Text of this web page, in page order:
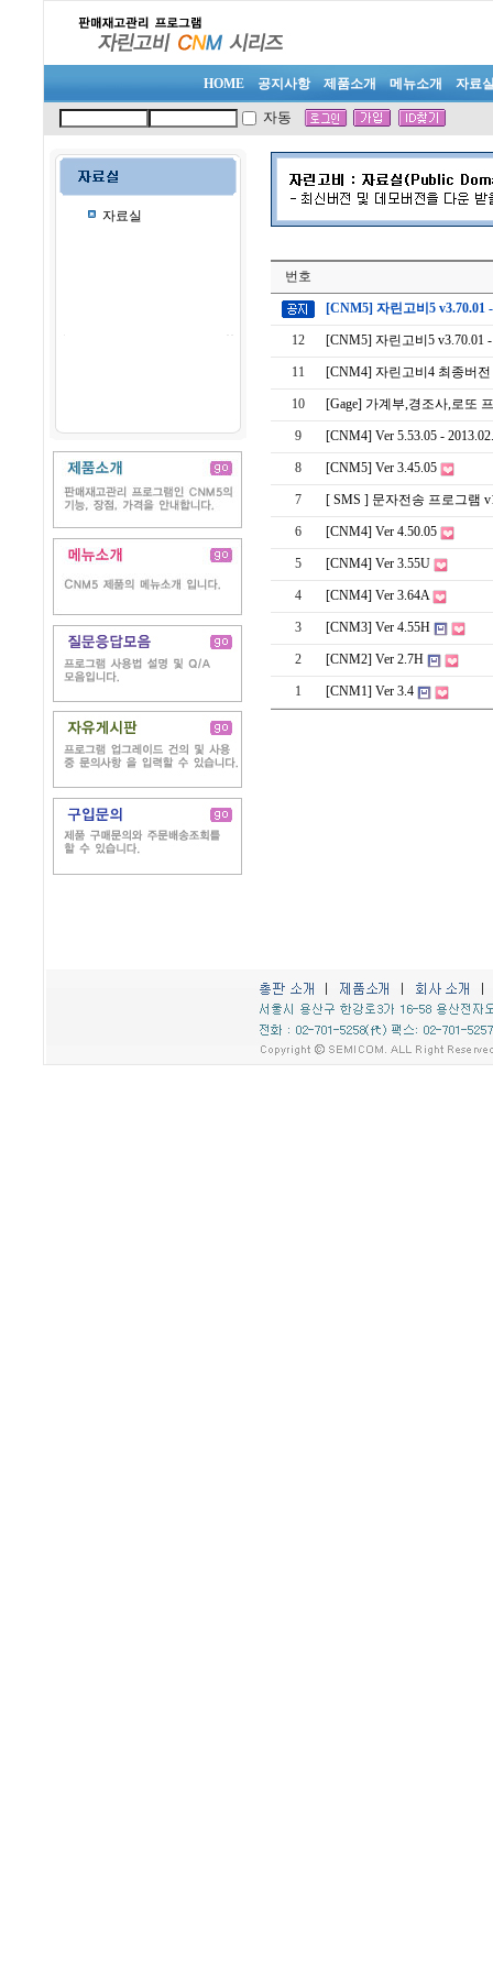
HOME 공지사항 제품소개 메뉴소개 자료
자동
자료실
번호
[CNM5] 자린고비5 v3.70.01
12 [CNM5] 자린고비5 v3.70.01 -
11 [CNM4] 자린고비4 최종버전
10 [Gage] 가계부,경조사,로또
9 [CNM4] Ver 5.53.05 -
8 [CNM5] Ver 3.45.05
7 [ SMS ] 문자전송 프로그램
6 [CNM4] Ver 4.50.05
5 [CNM4] Ver 3.55U
4 [CNM4] Ver 3.64A
3 [CNM3] Ver 4.55H
2 [CNM2] Ver 2.7H
1 [CNM1] Ver 3.4